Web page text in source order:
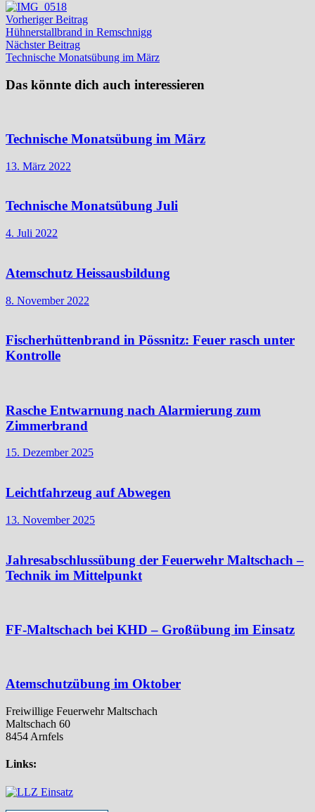
Beitragsnavigation
Vorheriger BeitragVorheriger
Beitrag:
Hühnerstallbrand in Remschnigg
Nächster BeitragNächster
Beitrag:
Technische Monatsübung im März
Das könnte dich auch interessieren
Technische Monatsübung im März
13. März 2022
Technische Monatsübung Juli
4. Juli 2022
Atemschutz Heissausbildung
8. November 2022
Fischerhüttenbrand in Pössnitz: Feuer rasch unter
Kontrolle
Rasche Entwarnung nach Alarmierung zum
Zimmerbrand
15. Dezember 2025
Leichtfahrzeug auf Abwegen
13. November 2025
Jahresabschlussübung der Feuerwehr Maltschach –
Technik im Mittelpunkt
FF-Maltschach bei KHD – Großübung im Einsatz
Atemschutzübung im Oktober
Freiwillige Feuerwehr Maltschach
Maltschach 60
8454 Arnfels
Links: